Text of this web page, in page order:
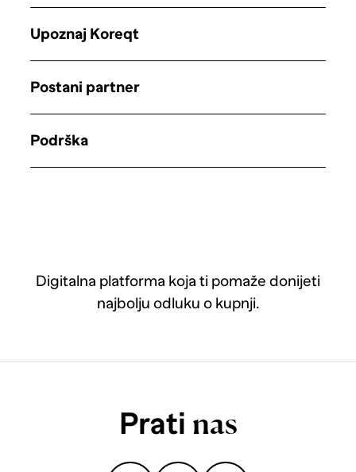
Digitalna platforma koja ti pomaže donijeti
najbolju odluku o kupnji.
Upoznaj Koreqt
Postani partner
Podrška
Prati nas